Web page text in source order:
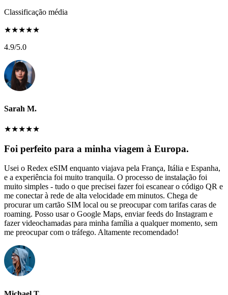
Classificação média
★★★★★
4.9/5.0
Sarah M.
★★★★★
Foi perfeito para a minha viagem à Europa.
Usei o Redex eSIM enquanto viajava pela França, Itália e Espanha,
e a experiência foi muito tranquila. O processo de instalação foi
muito simples - tudo o que precisei fazer foi escanear o código QR e
me conectar à rede de alta velocidade em minutos. Chega de
procurar um cartão SIM local ou se preocupar com tarifas caras de
roaming. Posso usar o Google Maps, enviar feeds do Instagram e
fazer videochamadas para minha família a qualquer momento, sem
me preocupar com o tráfego. Altamente recomendado!